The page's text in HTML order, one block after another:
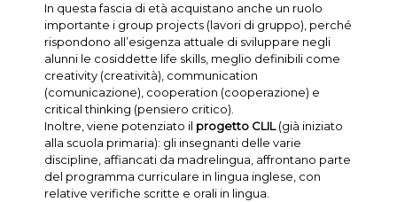
In questa fascia di età acquistano anche un ruolo
importante i group projects (lavori di gruppo), perché
rispondono all’esigenza attuale di sviluppare negli
alunni le cosiddette life skills, meglio definibili come
creativity (creatività), communication
(comunicazione), cooperation (cooperazione) e
critical thinking (pensiero critico).
Inoltre, viene potenziato il progetto CLIL(già iniziato
alla scuola primaria): gli insegnanti delle varie
discipline, affiancati da madrelingua, affrontano parte
del programma curriculare in lingua inglese, con
relative verifiche scritte e orali in lingua.